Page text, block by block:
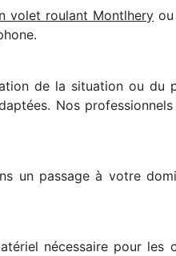
volet roulant Montlhery
de la situation ou
Nos
un passage à votre
nécessaire pour